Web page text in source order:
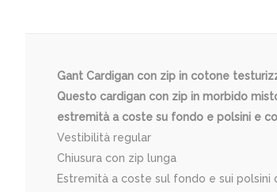
Gant Cardigan con zip in cotone
Questo cardigan con zip in morbido
estremità a coste su fondo e polsini e
Vestibilità regular
Chiusura con zip lunga
Estremità a coste sul fondo e sui polsini